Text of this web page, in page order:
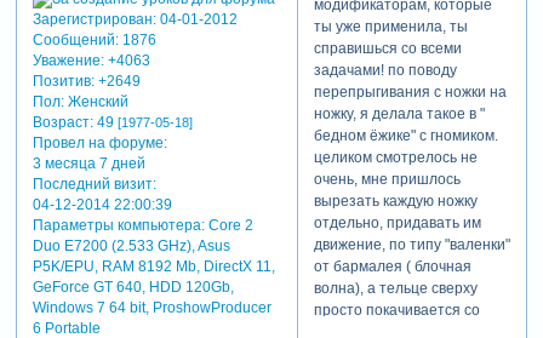
очень понимаю),так как
другие варианты,которые
пробовала получались как-
то не очень....
barguzenok
ну хотя бы
сделай уши -
синус, глаза -
косинус. чтоб
был
рассинхрон в
движениях.
Зарегистрирован: 04-01-2012
Сообщений:1876
Уважение: +4063
Позитив: +2649
Пол:Женский
Возраст:49 [1977-05-18]
Провел на форуме:
3 месяца 7 дней
Последний визит:
04-12-2014 22:00:39
Параметры компьютера:Core 2
Duo E7200 (2.533 GHz), Asus
P5K/EPU, RAM 8192 Mb, DirectX 11,
GeForce GT 640, HDD 120Gb,
Windows 7 64 bit, ProshowProducer
6 Portable
модификаторам, которые
ты уже применила, ты
справишься со всеми
задачами! по поводу
перепрыгивания с ножки на
ножку, я делала такое в "
бедном ёжике" с гномиком.
целиком смотрелось не
очень, мне пришлось
вырезать каждую ножку
отдельно, придавать им
движение, по типу "валенки"
от бармалея ( блочная
волна), а тельце сверху
просто покачивается со